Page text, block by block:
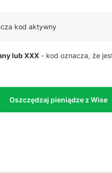
kod aktywny
lub XXX - kod oznacza, że
Oszczędzaj pieniądze z Wise